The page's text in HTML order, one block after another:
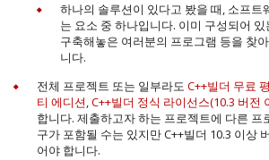
하나의 솔루션이 있다고 봤을 때, 소프트
는 요소 중 하나입니다. 이미 구성되어
구축해놓은 여러분의 프로그램 등을 찾
니다.
전체 프로젝트 또는 일부라도 C++빌더 무료
티 에디션,C++빌더 정식 라이선스(10.3 버전
합니다. 제출하고자 하는 프로젝트에 다른 프
구가 포함될 수는 있지만 C++빌더 10.3 이상
어야 합니다.